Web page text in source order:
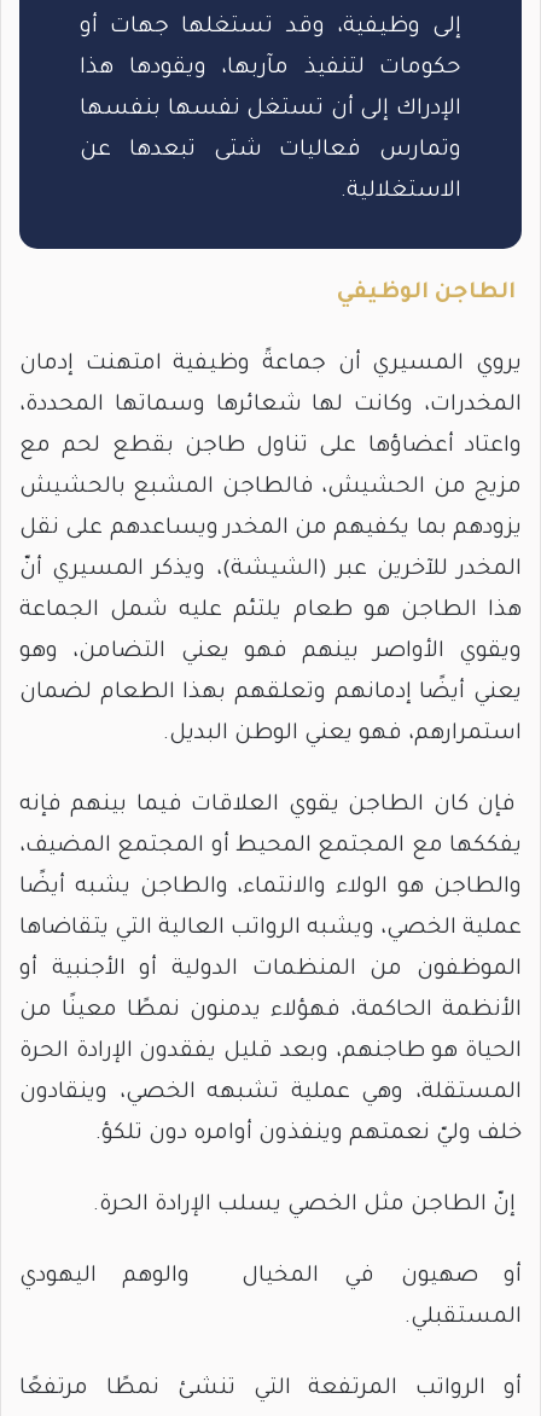
إلى وظيفية، وقد تستغلها جهات أو
حكومات لتنفيذ مآربها، ويقودها هذا
الإدراك إلى أن تستغل نفسها بنفسها
وتمارس فعاليات شتى تبعدها عن
الاستغلالية.
الطاجن الوظيفي
يروي المسيري أن جماعةً وظيفية امتهنت إدمان
المخدرات، وكانت لها شعائرها وسماتها المحددة،
واعتاد أعضاؤها على تناول طاجن بقطع لحم مع
مزيج من الحشيش، فالطاجن المشبع بالحشيش
يزودهم بما يكفيهم من المخدر ويساعدهم على نقل
المخدر للآخرين عبر (الشيشة)، ويذكر المسيري أنّ
هذا الطاجن هو طعام يلتئم عليه شمل الجماعة
ويقوي الأواصر بينهم فهو يعني التضامن، وهو
يعني أيضًا إدمانهم وتعلقهم بهذا الطعام لضمان
استمرارهم، فهو يعني الوطن البديل.
فإن كان الطاجن يقوي العلاقات فيما بينهم فإنه
يفككها مع المجتمع المحيط أو المجتمع المضيف،
والطاجن هو الولاء والانتماء، والطاجن يشبه أيضًا
عملية الخصي، ويشبه الرواتب العالية التي يتقاضاها
الموظفون من المنظمات الدولية أو الأجنبية أو
الأنظمة الحاكمة، فهؤلاء يدمنون نمطًا معينًا من
الحياة هو طاجنهم، وبعد قليل يفقدون الإرادة الحرة
المستقلة، وهي عملية تشبهه الخصي، وينقادون
خلف وليّ نعمتهم وينفذون أوامره دون تلكؤ.
إنّ الطاجن مثل الخصي يسلب الإرادة الحرة.
أو صهيون في المخيال والوهم اليهودي
المستقبلي.
أو الرواتب المرتفعة التي تنشئ نمطًا مرتفعًا